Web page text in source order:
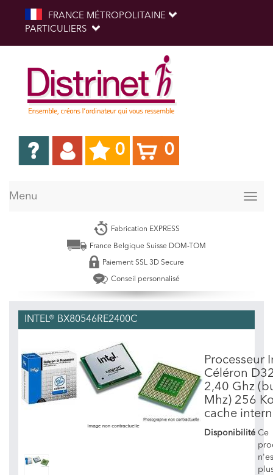
FRANCE MÉTROPOLITAINE
PARTICULIERS
0 0
Menu
Fabrication EXPRESS
France Belgique Suisse DOM-TOM
Paiement SSL 3D Secure
Conseil personnalisé
INTEL® BX80546RE2400C
Processeur
Céléron
2,40 Ghz
Mhz) 256
cache
Disponibilité Ce